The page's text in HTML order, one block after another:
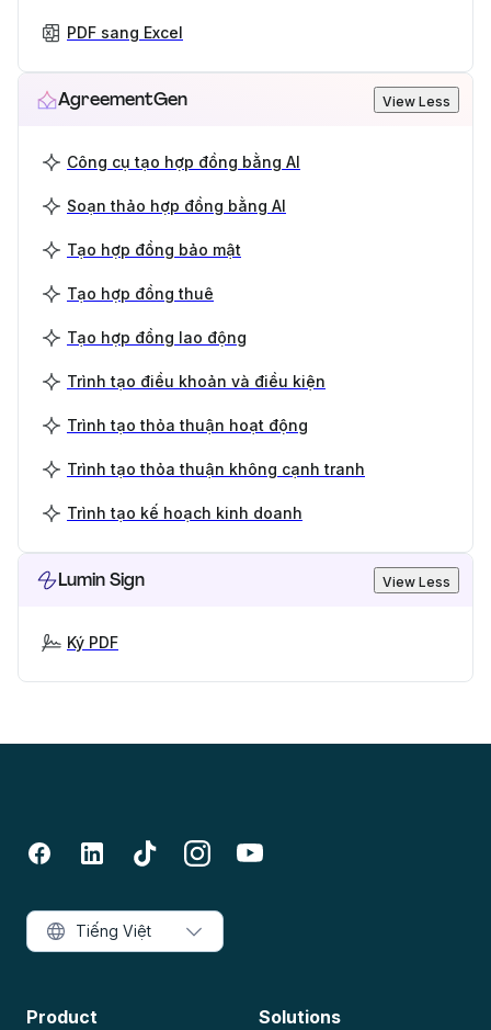
PDF sang Excel
AgreementGen View Less
Công cụ tạo hợp đồng bằng AI
Soạn thảo hợp đồng bằng AI
Tạo hợp đồng bảo mật
Tạo hợp đồng thuê
Tạo hợp đồng lao động
Trình tạo điều khoản và điều kiện
Trình tạo thỏa thuận hoạt động
Trình tạo thỏa thuận không cạnh tranh
Trình tạo kế hoạch kinh doanh
Lumin Sign View Less
Ký PDF
Product Solutions
Tiếng Việt